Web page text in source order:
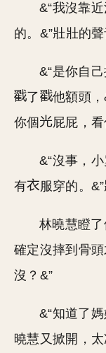
&“我沒靠
的。&”壯壯的聲
&“是你自
了
他額頭，
你個
屁屁，
&“沒事，
有
服穿的。
林曉慧瞪
確定沒摔到骨
沒？&”
&“知道了
曉慧又掀開，太